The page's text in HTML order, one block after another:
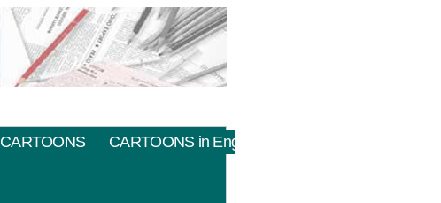
CARTOONS CARTOONS in English